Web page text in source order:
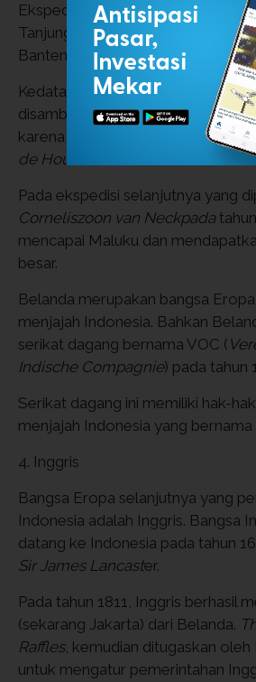
Ekspedisi ini menggunakan rute
Tanjung Harapan - Samudra
Banten.
Kedatangan Belanda pada tahun
disambut baik oleh masyarakat
karena sikap yang kurang baik,
de Houtman
kemudian diusir dari
Pada ekspedisi selanjutnya yang
Corneliszoon van Neckpada
mencapai Maluku dan
besar.
Belanda merupakan bangsa
menjajah Indonesia. Bahkan
serikat dagang bernama VOC (
Indische Compagnie) pada tahun
Serikat dagang ini memiliki hak-
menjajah Indonesia yang bernama
4. Inggris
Bangsa Eropa selanjutnya yang
Indonesia adalah Inggris. Bangsa
datang ke Indonesia pada tahun
Sir James Lancaster.
Pada tahun 1811, Inggris berhasil
(sekarang Jakarta) dari Belanda.
Raffles, kemudian ditugaskan oleh
untuk mengatur pemerintahan